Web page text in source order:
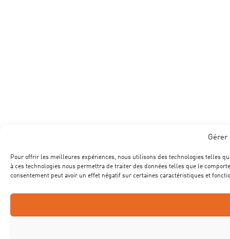
Gérer
Pour offrir les meilleures expériences, nous utilisons des technologies telles
à ces technologies nous permettra de traiter des données telles que le
consentement peut avoir un effet négatif sur certaines caractéristiques et